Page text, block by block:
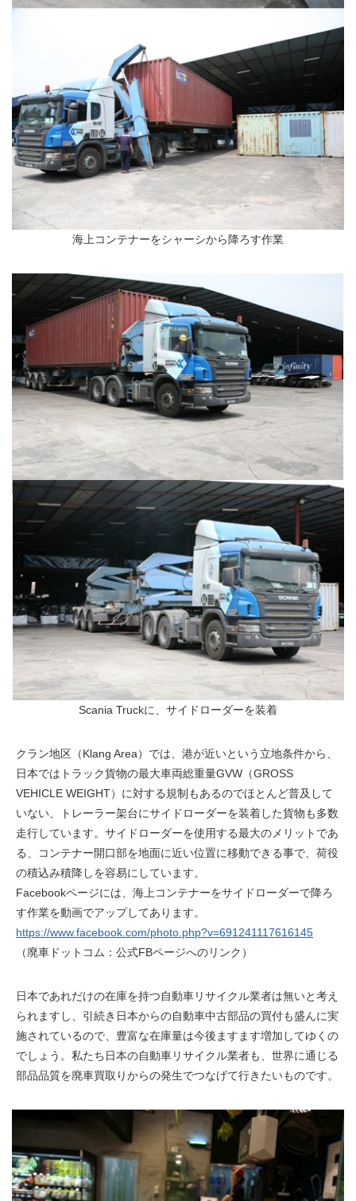
海上コンテナーをシャーシから降ろす作業
Scania Truckに、サイドローダーを装着
クラン地区（Klang Area）では、港が近いという立地条件から、
日本ではトラック貨物の最大車両総重量GVW（GROSS
VEHICLE WEIGHT）に対する規制もあるのでほとんど普及して
いない、トレーラー架台にサイドローダーを装着した貨物も多数
走行しています。サイドローダーを使用する最大のメリットであ
る、コンテナー開口部を地面に近い位置に移動できる事で、荷役
の積込み積降しを容易にしています。
Facebookページには、海上コンテナーをサイドローダーで降ろ
す作業を動画でアップしてあります。
https://www.facebook.com/photo.php?v=691241117616145
（廃車ドットコム：公式FBページへのリンク）
日本であれだけの在庫を持つ自動車リサイクル業者は無いと考え
られますし、引続き日本からの自動車中古部品の買付も盛んに実
施されているので、豊富な在庫量は今後ますます増加してゆくの
でしょう。私たち日本の自動車リサイクル業者も、世界に通じる
部品品質を廃車買取りからの発生でつなげて行きたいものです。